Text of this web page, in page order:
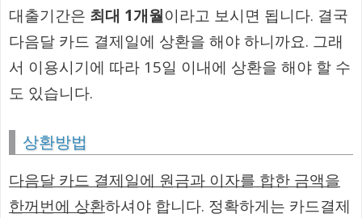
대출기간은 최대 1개월이라고 보시면 됩니다. 결국
다음달 카드 결제일에 상환을 해야 하니까요. 그래
서 이용시기에 따라 15일 이내에 상환을 해야 할 수
도 있습니다.
상환방법
다음달 카드 결제일에 원금과 이자를 합한 금액을
한꺼번에 상환하셔야 합니다. 정확하게는 카드결제